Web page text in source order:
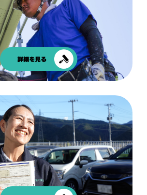
詳細を見る